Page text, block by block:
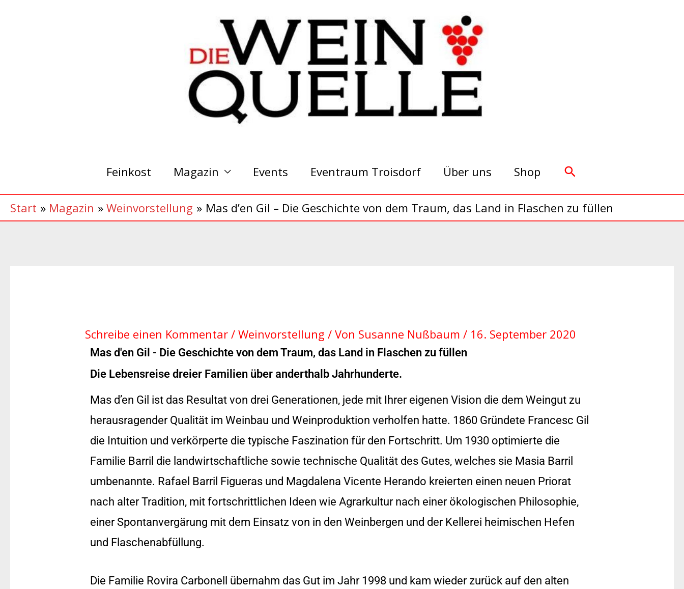
Feinkost Magazin Events Eventraum Troisdorf Über uns Shop Suchen
Start Magazin Weinvorstellung Mas d’en Gil – Die Geschichte von dem Traum, das Land in Flaschen zu füllen
Schreibe einen Kommentar / Weinvorstellung / Von Susanne Nußbaum / 16. September 2020
Mas d'en Gil - Die Geschichte von dem Traum, das Land in Flaschen zu füllen
Die Lebensreise dreier Familien über anderthalb Jahrhunderte.
Mas d’en Gil ist das Resultat von drei Generationen, jede mit Ihrer eigenen Vision die dem Weingut zu
herausragender Qualität im Weinbau und Weinproduktion verholfen hatte. 1860 Gründete Francesc Gil
die Intuition und verkörperte die typische Faszination für den Fortschritt. Um 1930 optimierte die
Familie Barril die landwirtschaftliche sowie technische Qualität des Gutes, welches sie Masia Barril
umbenannte. Rafael Barril Figueras und Magdalena Vicente Herando kreierten einen neuen Priorat
nach alter Tradition, mit fortschrittlichen Ideen wie Agrarkultur nach einer ökologischen Philosophie,
einer Spontanvergärung mit dem Einsatz von in den Weinbergen und der Kellerei heimischen Hefen
und Flaschenabfüllung.
Die Familie Rovira Carbonell übernahm das Gut im Jahr 1998 und kam wieder zurück auf den alten